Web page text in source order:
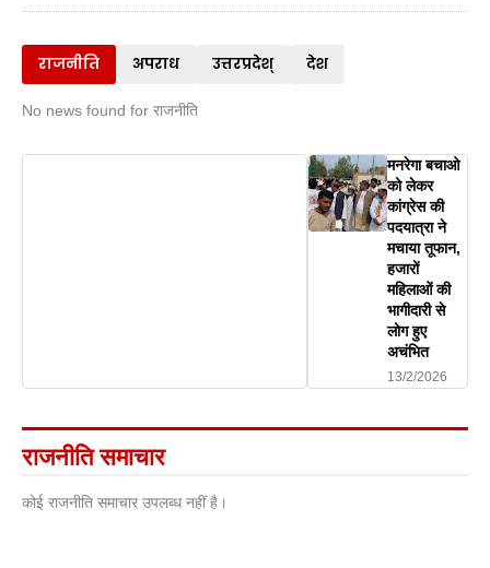
राजनीति अपराध उत्तरप्रदेश् देश
No news found for राजनीति
मनरेगा बचाओ
को लेकर
कांग्रेस की
पदयात्रा ने
मचाया तूफान,
हजारों
महिलाओं की
भागीदारी से
लोग हुए
अचंभित
13/2/2026
राजनीति समाचार
कोई राजनीति समाचार उपलब्ध नहीं है।